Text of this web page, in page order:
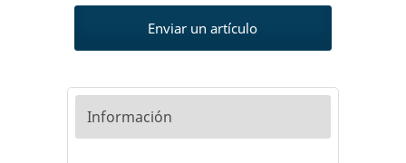
Enviar un artículo
Información